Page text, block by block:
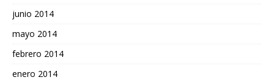
junio 2014
mayo 2014
febrero 2014
enero 2014